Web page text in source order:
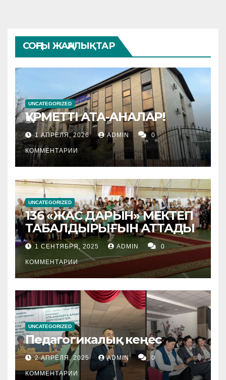
СОҢҒЫ ЖАҢАЛЫҚТАР
UNCATEGORIZED
ҚҰРМЕТТІ АТА-АНАЛАР!
1 АПРЕЛЯ, 2026 ADMIN 0
КОММЕНТАРИИ
UNCATEGORIZED
136 «ЖАС ДАРЫН» МЕКТЕП
ТАБАЛДЫРЫҒЫН АТТАДЫ
1 СЕНТЯБРЯ, 2025 ADMIN 0
КОММЕНТАРИИ
UNCATEGORIZED
Педагогикалық кеңес
2 АПРЕЛЯ, 2025 ADMIN 0
КОММЕНТАРИИ